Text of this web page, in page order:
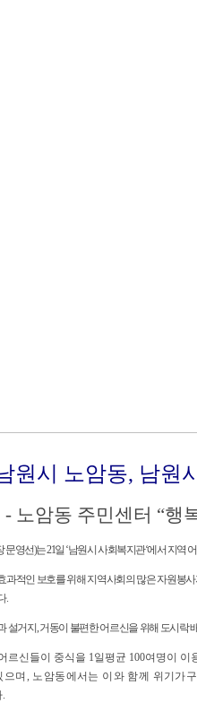
원시 노암동, 남원
- 노암동 주민센터 “행
영선)는 21일 ‘남원시 사회복지관‘에서 지역
과적인 보호를 위해 지역사회의 많은 자원봉사
.
설거지, 거동이 불편한 어르신을 위해 도시락
르신들이 중식을 1일평균 100여명이
으며, 노암동에서는 이와 함께 위기가